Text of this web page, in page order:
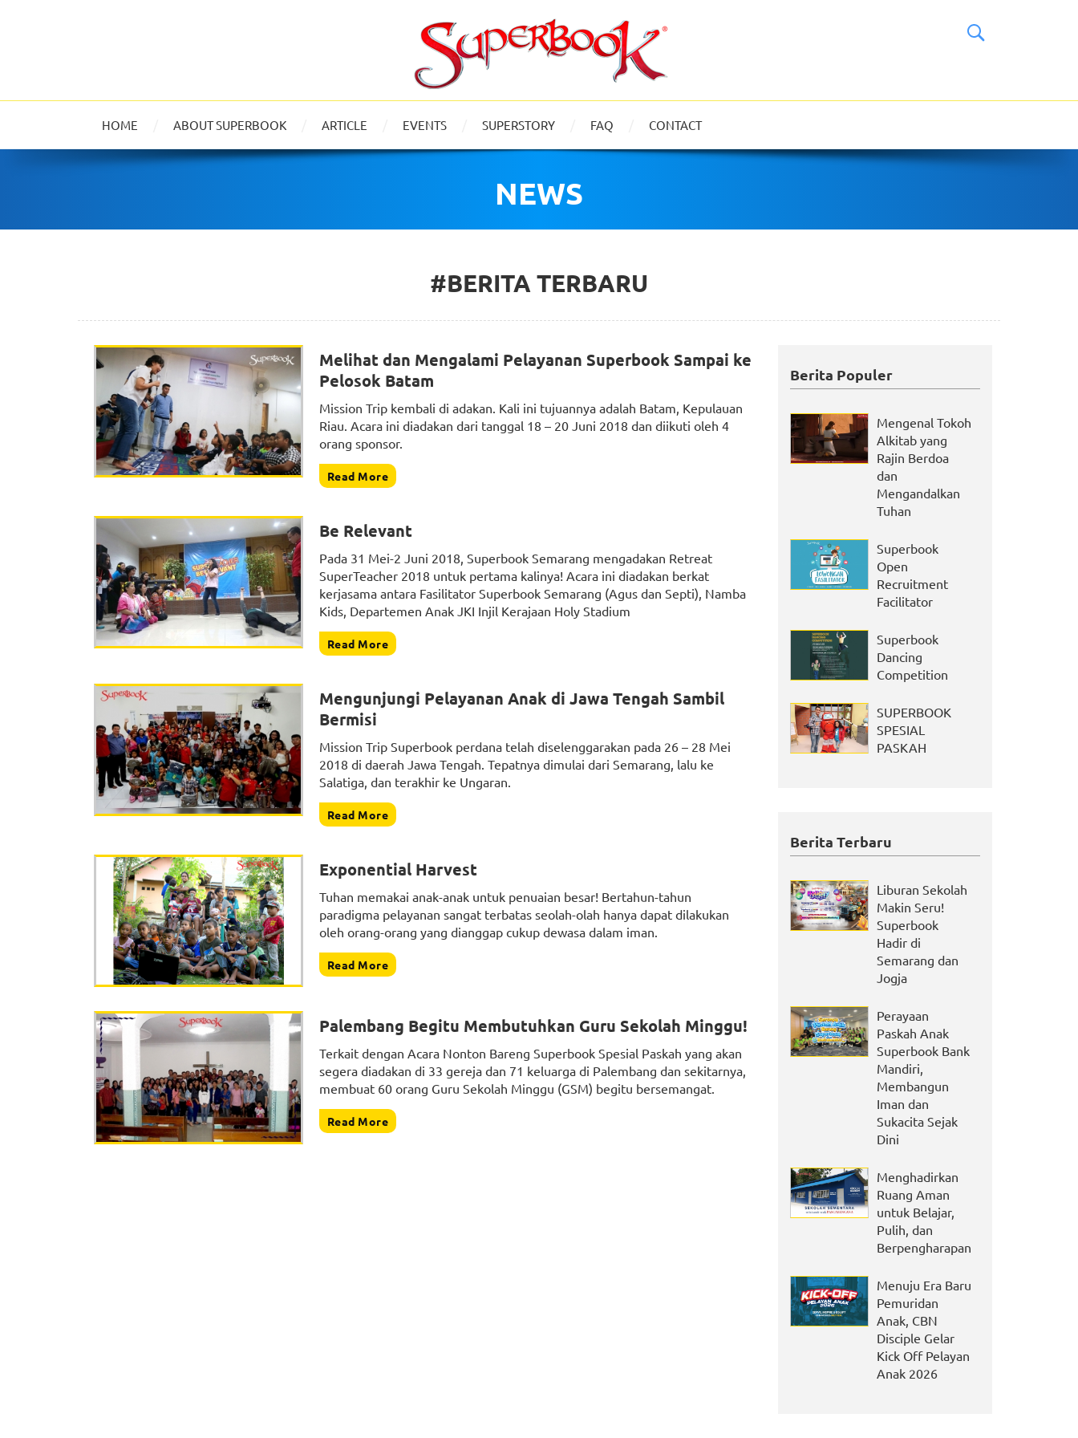
HOME ABOUT SUPERBOOK ARTICLE EVENTS SUPERSTORY FAQ CONTACT
NEWS
#BERITA TERBARU
Melihat dan Mengalami Pelayanan Superbook Sampai ke
Pelosok Batam
Mission Trip kembali di adakan. Kali ini tujuannya adalah Batam, Kepulauan
Riau. Acara ini diadakan dari tanggal 18 – 20 Juni 2018 dan diikuti oleh 4
orang sponsor.
Read More
Be Relevant
Pada 31 Mei-2 Juni 2018, Superbook Semarang mengadakan Retreat
SuperTeacher 2018 untuk pertama kalinya! Acara ini diadakan berkat
kerjasama antara Fasilitator Superbook Semarang (Agus dan Septi), Namba
Kids, Departemen Anak JKI Injil Kerajaan Holy Stadium
Read More
Mengunjungi Pelayanan Anak di Jawa Tengah Sambil
Bermisi
Mission Trip Superbook perdana telah diselenggarakan pada 26 – 28 Mei
2018 di daerah Jawa Tengah. Tepatnya dimulai dari Semarang, lalu ke
Salatiga, dan terakhir ke Ungaran.
Read More
Exponential Harvest
Tuhan memakai anak-anak untuk penuaian besar! Bertahun-tahun
paradigma pelayanan sangat terbatas seolah-olah hanya dapat dilakukan
oleh orang-orang yang dianggap cukup dewasa dalam iman.
Read More
Palembang Begitu Membutuhkan Guru Sekolah Minggu!
Terkait dengan Acara Nonton Bareng Superbook Spesial Paskah yang akan
segera diadakan di 33 gereja dan 71 keluarga di Palembang dan sekitarnya,
membuat 60 orang Guru Sekolah Minggu (GSM) begitu bersemangat.
Read More
Berita Populer
Mengenal Tokoh
Alkitab yang
Rajin Berdoa
dan
Mengandalkan
Tuhan
Superbook
Open
Recruitment
Facilitator
Superbook
Dancing
Competition
SUPERBOOK
SPESIAL
PASKAH
Berita Terbaru
Liburan Sekolah
Makin Seru!
Superbook
Hadir di
Semarang dan
Jogja
Perayaan
Paskah Anak
Superbook Bank
Mandiri,
Membangun
Iman dan
Sukacita Sejak
Dini
Menghadirkan
Ruang Aman
untuk Belajar,
Pulih, dan
Berpengharapan
Menuju Era Baru
Pemuridan
Anak, CBN
Disciple Gelar
Kick Off Pelayan
Anak 2026